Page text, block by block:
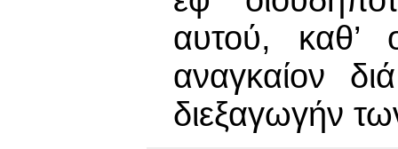
αυτού, καθ’
αναγκαίον
διεξαγωγήν